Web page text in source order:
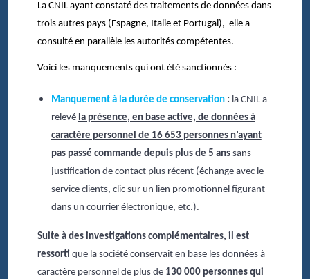
La CNIL ayant constaté des traitements de données dans
trois autres pays (Espagne, Italie et Portugal), elle a
consulté en parallèle les autorités compétentes.
Voici les manquements qui ont été sanctionnés :
Manquement à la durée de conservation : la CNIL a
relevé la présence, en base active, de données à
caractère personnel de 16 653 personnes n’ayant
pas passé commande depuis plus de 5 ans sans
justification de contact plus récent (échange avec le
service clients, clic sur un lien promotionnel figurant
dans un courrier électronique, etc.).
Suite à des investigations complémentaires, il est
ressorti que la société conservait en base les données à
caractère personnel de plus de 130 000 personnes qui